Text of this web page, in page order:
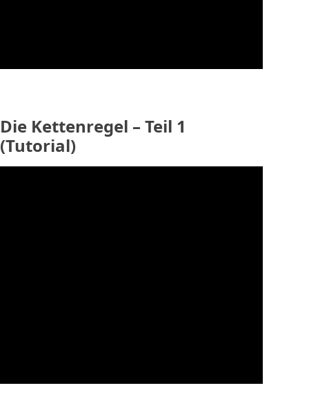
Die Kettenregel – Teil 1
(Tutorial)